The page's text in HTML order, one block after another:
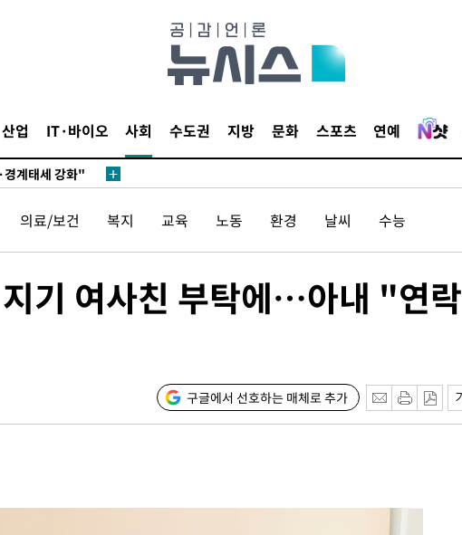
산업 IT·바이오 사회 수도권 지방 문화 스포츠 연예
의 압수수색(종
압수수색
계태세 강화"
성
"
있어"
충격·당황'
사 혐의
의료/보건 복지 교육 노동 환경 날씨 수능
기 여사친 부탁에…아내 "연락
구글에서 선호하는 매체로 추가